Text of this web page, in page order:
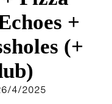
+
(+
4/2025